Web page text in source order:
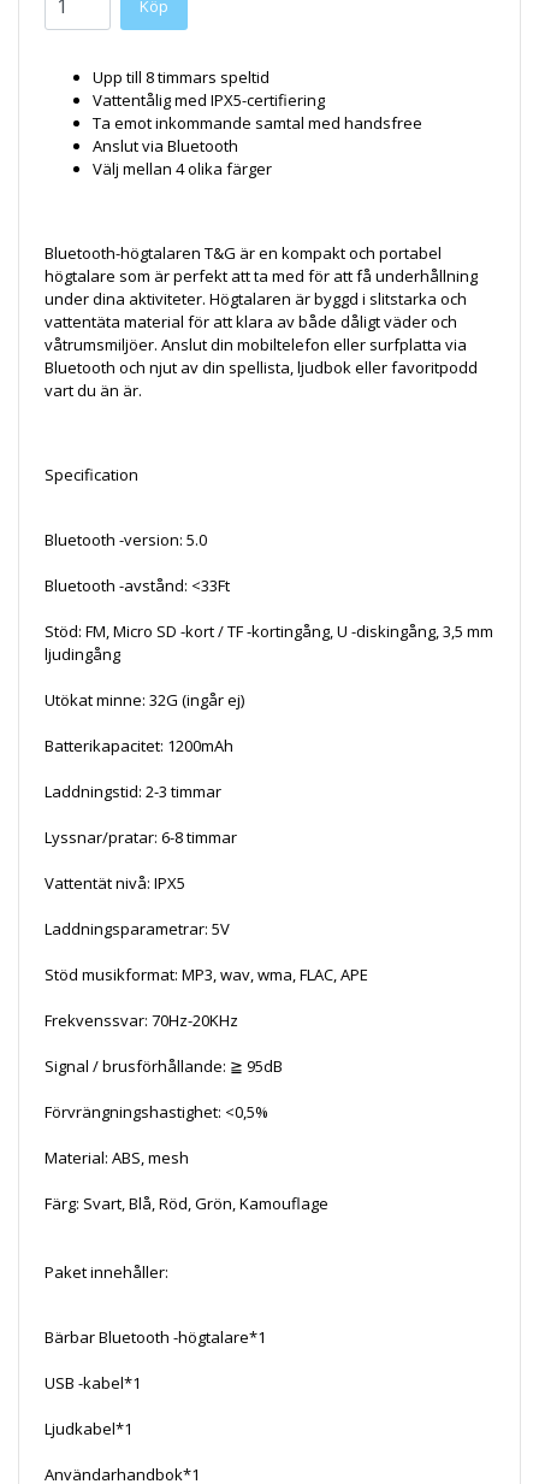
Upp till 8 timmars speltid
Vattentålig med IPX5-certifiering
Ta emot inkommande samtal med handsfree
Anslut via Bluetooth
Välj mellan 4 olika färger
Bluetooth-högtalaren T&G är en kompakt och portabel
högtalare som är perfekt att ta med för att få underhållning
under dina aktiviteter. Högtalaren är byggd i slitstarka och
vattentäta material för att klara av både dåligt väder och
våtrumsmiljöer. Anslut din mobiltelefon eller surfplatta via
Bluetooth och njut av din spellista, ljudbok eller favoritpodd
vart du än är.
Specification
Bluetooth -version: 5.0
Bluetooth -avstånd: <33Ft
Stöd: FM, Micro SD -kort / TF -kortingång, U -diskingång, 3,5 mm
ljudingång
Utökat minne: 32G (ingår ej)
Batterikapacitet: 1200mAh
Laddningstid: 2-3 timmar
Lyssnar/pratar: 6-8 timmar
Vattentät nivå: IPX5
Laddningsparametrar: 5V
Stöd musikformat: MP3, wav, wma, FLAC, APE
Frekvenssvar: 70Hz-20KHz
Signal / brusförhållande: ≧ 95dB
Förvrängningshastighet: <0,5%
Material: ABS, mesh
Färg: Svart, Blå, Röd, Grön, Kamouflage
Paket innehåller:
Bärbar Bluetooth -högtalare*1
USB -kabel*1
Ljudkabel*1
Användarhandbok*1